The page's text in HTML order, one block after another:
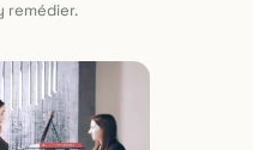
remédier.